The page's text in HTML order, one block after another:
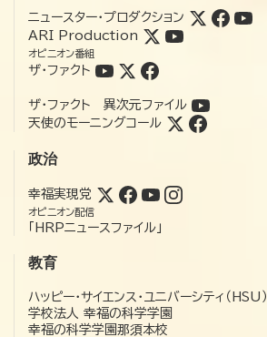
ニュースター・プロダクション
ARI Production
オピニオン番組
ザ・ファクト
ザ・ファクト 異次元ファイル
天使のモーニングコール
政治
幸福実現党
オピニオン配信
「HRPニュースファイル」
教育
ハッピー・サイエンス・ユニバーシティ（HSU）
学校法人 幸福の科学学園
幸福の科学学園那須本校